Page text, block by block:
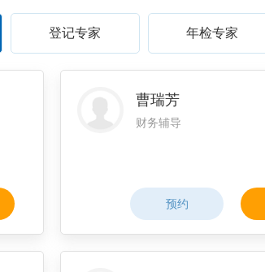
登记专家 年检专家
曹瑞芳
财务辅导
预约